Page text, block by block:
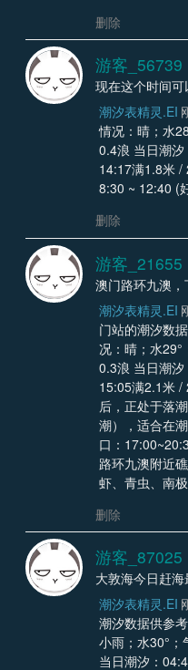
删除
游客_56739
现在这个时间
潮汐表精灵.EI
情况：晴；水
0.4浪 当日潮
14:17满1.8米 /
8:30 ~ 12:40 (
删除
游客_21655
澳门路环九澳
潮汐表精灵.EI
门站的潮汐数据供参考： 澳门
况：晴；水29°
0.3浪 当日潮
15:05满2.1米 / 20:25干
后，正处于落
潮），适合在
口：
路环九澳附近
虾、青虫、南
删除
游客_87025
大敦海今日赶
潮汐表精灵.EI
潮汐数据供参
小雨；水30°；
当日潮汐：